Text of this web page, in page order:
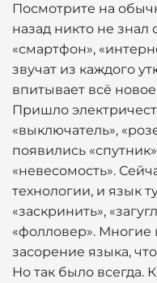
Посмотрите на
назад никто не знал
«смартфон»,
звучат из каждого
впитывает всё
Пришло
«выключатель»,
появились
«невесомость».
технологии, и язык
«заскринить»,
«фолловер». Многие
засорение языка,
Но так было всегда.